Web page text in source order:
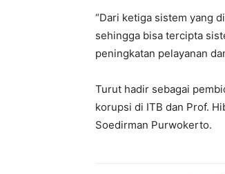
“Dari ketiga sistem yang
sehingga bisa tercipta
peningkatan pelayanan
Turut hadir sebagai
korupsi di ITB dan Prof.
Soedirman Purwokerto.